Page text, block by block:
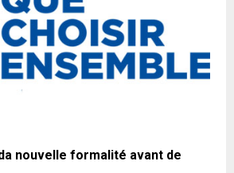
nouvelle formalité avant de